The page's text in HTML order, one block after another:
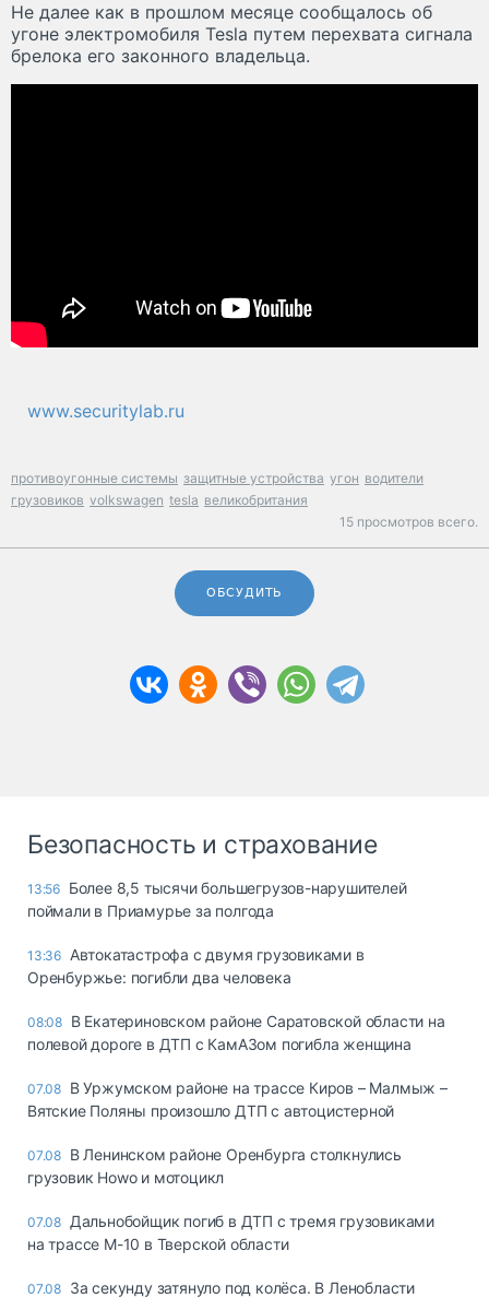
Не далее как в прошлом месяце сообщалось об
угоне электромобиля Tesla путем перехвата сигнала
брелока его законного владельца.
www.securitylab.ru
противоугонные системы защитные устройства угон водители
грузовиков volkswagen tesla великобритания
15 просмотров всего.
ОБСУДИТЬ
Безопасность и страхование
13:56 Более 8,5 тысячи большегрузов-нарушителей
поймали в Приамурье за полгода
13:36 Автокатастрофа с двумя грузовиками в
Оренбуржье: погибли два человека
08:08 В Екатериновском районе Саратовской области на
полевой дороге в ДТП с КамАЗом погибла женщина
07.08 В Уржумском районе на трассе Киров – Малмыж –
Вятские Поляны произошло ДТП с автоцистерной
07.08 В Ленинском районе Оренбурга столкнулись
грузовик Howo и мотоцикл
07.08 Дальнобойщик погиб в ДТП с тремя грузовиками
на трассе М-10 в Тверской области
07.08 За секунду затянуло под колёса. В Ленобласти